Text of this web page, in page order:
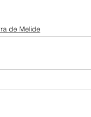
de Melide